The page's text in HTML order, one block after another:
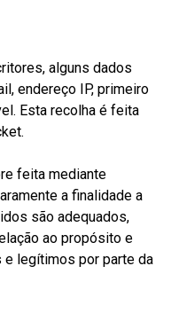
alguns dados
endereço IP, primeiro
Esta recolha é feita
feita mediante
a finalidade a
são adequados,
ao propósito e
legítimos por parte da